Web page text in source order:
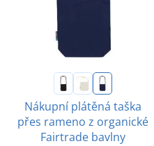
Nákupní plátěná taška
přes rameno z organické
Fairtrade bavlny